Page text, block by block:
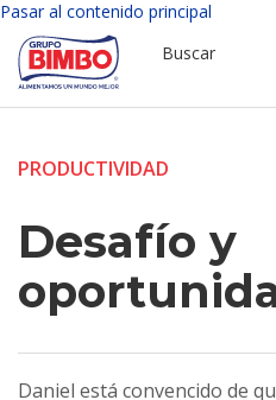
Pasar al contenido principal
Buscar
PRODUCTIVIDAD
Desafío y
Daniel está convencido de